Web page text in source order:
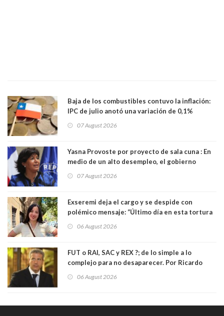
Baja de los combustibles contuvo la inflación:
IPC de julio anotó una variación de 0,1%
07 August 2026
Yasna Provoste por proyecto de sala cuna : En
medio de un alto desempleo, el gobierno
07 August 2026
Exseremi deja el cargo y se despide con
polémico mensaje: “Último día en esta tortura
06 August 2026
FUT o RAI, SAC y REX ?; de lo simple a lo
complejo para no desaparecer. Por Ricardo
06 August 2026